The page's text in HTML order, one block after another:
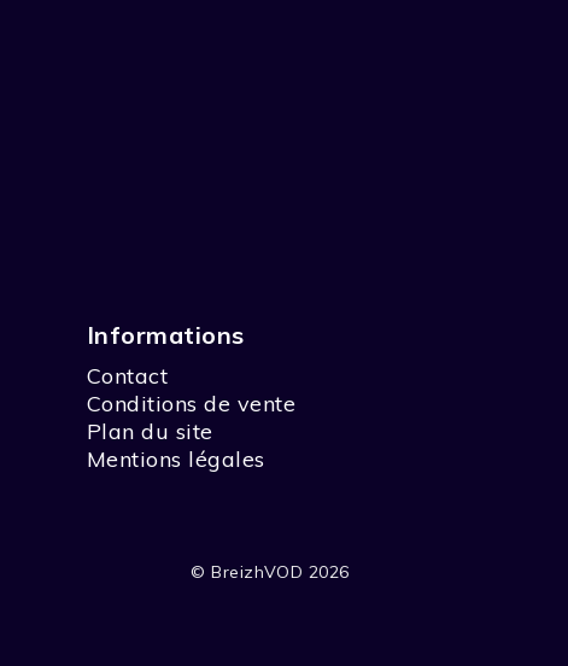
Informations
Contact
Conditions de vente
Plan du site
Mentions légales
© BreizhVOD 2026